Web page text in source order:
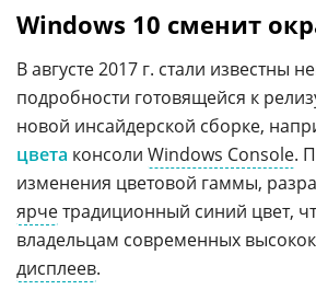
Windows 10 сменит
В августе 2017 г. стали известны
подробности готовящейся к
новой инсайдерской сборке,
цвета консоли Windows Console.
изменения цветовой гаммы,
ярчетрадиционный синий цвет,
владельцам современных
дисплеев.